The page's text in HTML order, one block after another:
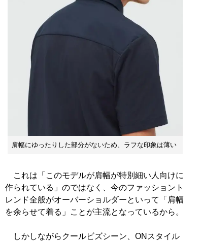
肩幅にゆったりした部分がないため、ラフな印象は薄い
これは「このモデルが肩幅が特別細い人向けに
作られている」のではなく、今のファッショント
レンド全般がオーバーショルダーといって「肩幅
を余らせて着る」ことが主流となっているから。
しかしながらクールビズシーン、ONスタイル